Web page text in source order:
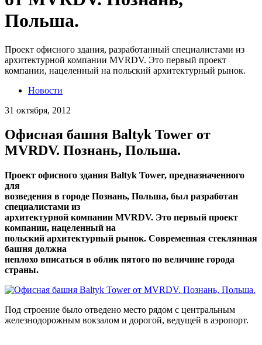
Польша.
Проект офисного здания, разработанный специалистами из
архитектурной компании MVRDV. Это первый проект
компании, нацеленный на польский архитектурный рынок.
Новости
31 октября, 2012
Офисная башня Baltyk Tower от
MVRDV. Познань, Польша.
Проект офисного здания Baltyk Tower, предназначенного
для
возведения в городе Познань, Польша, был разработан
специалистами из
архитектурной компании MVRDV. Это первый проект
компании, нацеленный на
польский архитектурный рынок. Современная стеклянная
башня должна
неплохо вписаться в облик пятого по величине города
страны.
Под строение было отведено место рядом с центральным
железнодорожным вокзалом и дорогой, ведущей в аэропорт.